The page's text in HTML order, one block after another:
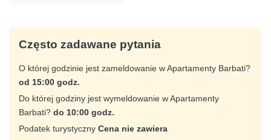
Często zadawane pytania
O której godzinie jest zameldowanie w Apartamenty Barbati?
od 15:00 godz.
Do której godziny jest wymeldowanie w Apartamenty
Barbati? do 10:00 godz.
Podatek turystyczny Cena nie zawiera